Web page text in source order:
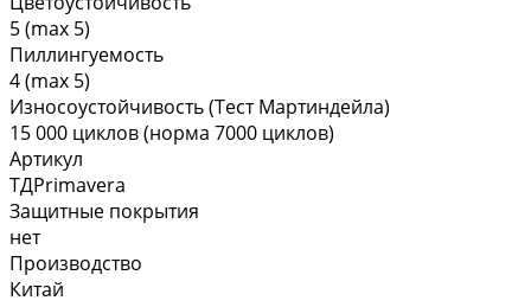
5 (max 5)
Пиллингуемость
4 (max 5)
Износоустойчивость (Тест Мартиндейла)
15 000 циклов (норма 7000 циклов)
Артикул
ТДPrimavera
Защитные покрытия
нет
Производство
Китай